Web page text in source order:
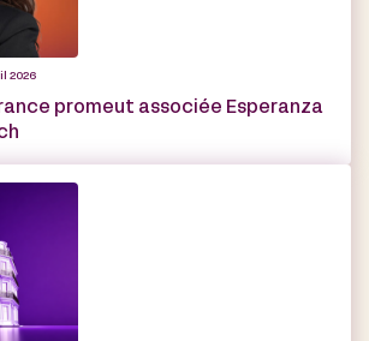
2026
promeut associée Esperanza